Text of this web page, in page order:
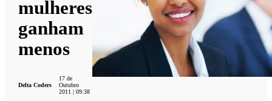
mulheres
ganham
menos
Delta Coders
17 de
Outubro
2011 | 09:38